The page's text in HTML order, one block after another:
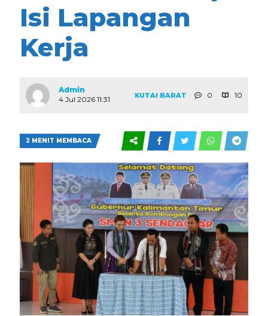
Isi Lapangan
Kerja
Admin
4 Jul 2026 11:31
KUTAI BARAT 0 10
2 MENIT MEMBACA